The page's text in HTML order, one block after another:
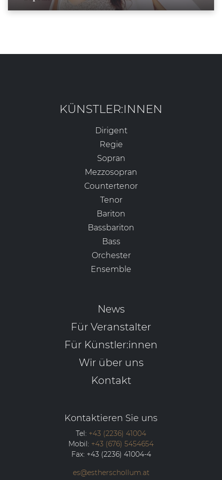
KÜNSTLER:INNEN
Dirigent
Regie
Sopran
Mezzosopran
Countertenor
Tenor
Bariton
Bassbariton
Bass
Orchester
Ensemble
News
Für Veranstalter
Für Künstler:innen
Wir über uns
Kontakt
Kontaktieren Sie uns
Tel: +43 (2236) 41004
Mobil: +43 (676) 5454654
Fax: +43 (2236) 41004-4
es@estherschollum.at